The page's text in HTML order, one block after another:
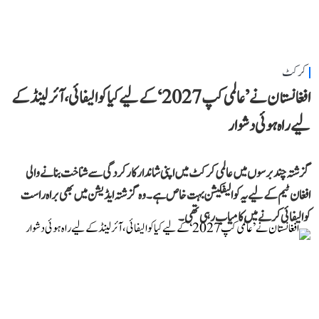
کرکٹ
افغانستان نے ’عالمی کپ 2027‘ کے لیے کیا کوالیفائی، آئرلینڈ کے
لیے راہ ہوئی دشوار
گزشتہ چند برسوں میں عالمی کرکٹ میں اپنی شاندار کارکردگی سے شناخت بنانے والی
افغان ٹیم کے لیے یہ کوالیفکیشن بہت خاص ہے۔ وہ گزشتہ ایڈیشن میں بھی براہ راست
کوالیفائی کرنے میں کامیاب رہی تھی۔